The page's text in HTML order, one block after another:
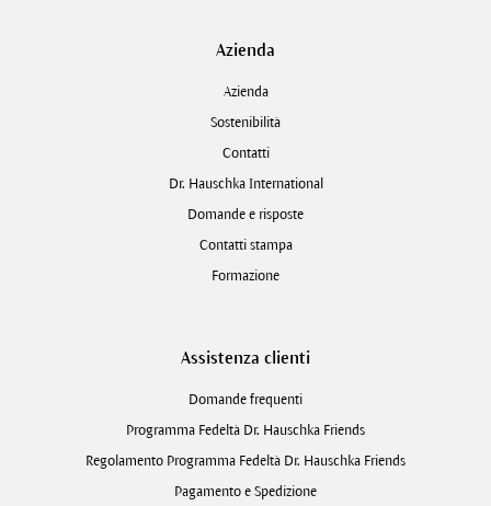
Azienda
Azienda
Sostenibilità
Contatti
Dr. Hauschka International
Domande e risposte
Contatti stampa
Formazione
Assistenza clienti
Domande frequenti
Programma Fedeltà Dr. Hauschka Friends
Regolamento Programma Fedeltà Dr. Hauschka Friends
Pagamento e Spedizione